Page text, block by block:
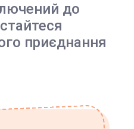
до
приєднання